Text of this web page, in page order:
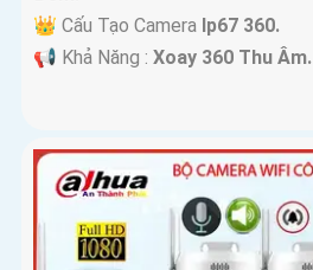
👑 Cấu Tạo Camera Ip67 360.
️📢 Khả Năng : Xoay 360 Thu Âm.